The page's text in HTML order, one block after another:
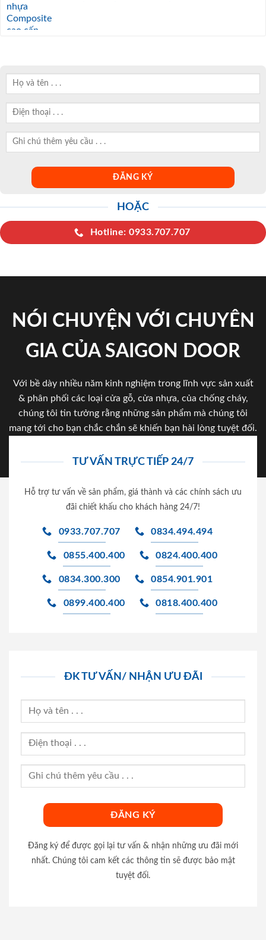
HOẶC
Hotline: 0933.707.707
NÓI CHUYỆN VỚI CHUYÊN
GIA CỦA SAIGON DOOR
Với bề dày nhiều năm kinh nghiệm trong lĩnh vực sản xuất
& phân phối các loại cửa gỗ, cửa nhựa, của chống cháy,
chúng tôi tin tưởng rằng những sản phẩm mà chúng tôi
mang tới cho bạn chắc chắn sẽ khiến bạn hài lòng tuyệt đối.
TƯ VẤN TRỰC TIẾP 24/7
Hỗ trợ tư vấn về sản phẩm, giá thành và các chính sách ưu
đãi chiết khấu cho khách hàng 24/7!
0933.707.707 0834.494.494
0855.400.400 0824.400.400
0834.300.300 0854.901.901
0899.400.400 0818.400.400
ĐK TƯ VẤN/ NHẬN ƯU ĐÃI
Đăng ký để được gọi lại tư vấn & nhận những ưu đãi mới
nhất. Chúng tôi cam kết các thông tin sẽ được bảo mật
tuyệt đối.